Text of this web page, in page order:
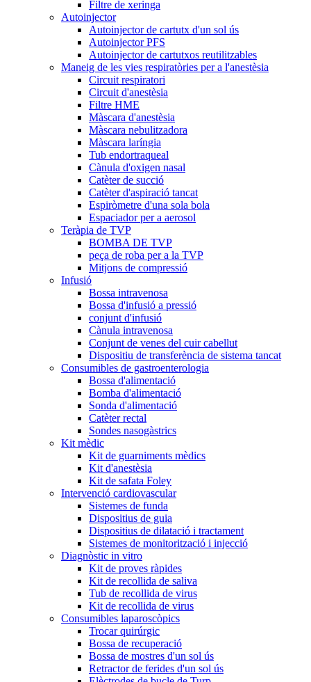
Filtre de xeringa
Autoinjector
Autoinjector de cartutx d'un sol ús
Autoinjector PFS
Autoinjector de cartutxos reutilitzables
Maneig de les vies respiratòries per a l'anestèsia
Circuit respiratori
Circuit d'anestèsia
Filtre HME
Màscara d'anestèsia
Màscara nebulitzadora
Màscara laríngia
Tub endortraqueal
Cànula d'oxigen nasal
Catèter de succió
Catèter d'aspiració tancat
Espiròmetre d'una sola bola
Espaciador per a aerosol
Teràpia de TVP
BOMBA DE TVP
peça de roba per a la TVP
Mitjons de compressió
Infusió
Bossa intravenosa
Bossa d'infusió a pressió
conjunt d'infusió
Cànula intravenosa
Conjunt de venes del cuir cabellut
Dispositiu de transferència de sistema tancat
Consumibles de gastroenterologia
Bossa d'alimentació
Bomba d'alimentació
Sonda d'alimentació
Catèter rectal
Sondes nasogàstrics
Kit mèdic
Kit de guarniments mèdics
Kit d'anestèsia
Kit de safata Foley
Intervenció cardiovascular
Sistemes de funda
Dispositius de guia
Dispositius de dilatació i tractament
Sistemes de monitorització i injecció
Diagnòstic in vitro
Kit de proves ràpides
Kit de recollida de saliva
Tub de recollida de virus
Kit de recollida de virus
Consumibles laparoscòpics
Trocar quirúrgic
Bossa de recuperació
Bossa de mostres d'un sol ús
Retractor de ferides d'un sol ús